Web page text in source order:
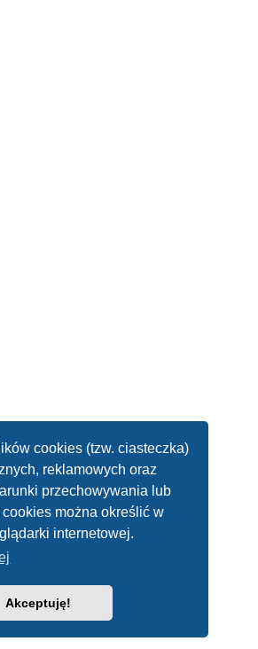
cookies (tzw. ciasteczka)
reklamowych oraz
przechowywania lub
można określić w
internetowej.
Akceptuję!